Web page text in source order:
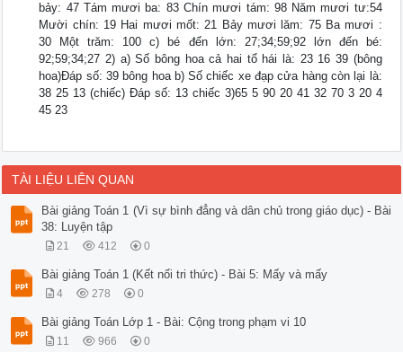
bảy: 47 Tám mươi ba: 83 Chín mươi tám: 98 Năm mươi tư:54
Mười chín: 19 Hai mươi mốt: 21 Bảy mươi lăm: 75 Ba mươi :
30 Một trăm: 100 c) bé đến lớn: 27;34;59;92 lớn đến bé:
92;59;34;27 2) a) Số bông hoa cả hai tổ hái là: 23 16 39 (bông
hoa)Đáp số: 39 bông hoa b) Số chiếc xe đạp cửa hàng còn lại là:
38 25 13 (chiếc) Đáp số: 13 chiếc 3)65 5 90 20 41 32 70 3 20 4
45 23
TÀI LIỆU LIÊN QUAN
Bài giảng Toán 1 (Vì sự bình đẳng và dân chủ trong giáo dục) - Bài
38: Luyện tập
21 412 0
Bài giảng Toán 1 (Kết nối tri thức) - Bài 5: Mấy và mấy
4 278 0
Bài giảng Toán Lớp 1 - Bài: Cộng trong phạm vi 10
11 966 0